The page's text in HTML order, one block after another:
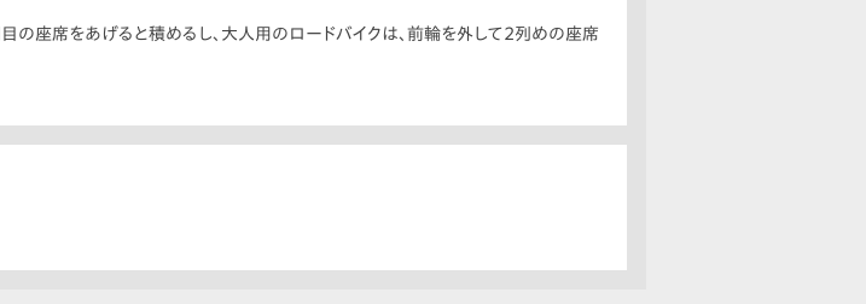
座席をあげると積めるし、大人用のロードバイクは、前輪を外して2列めの座席